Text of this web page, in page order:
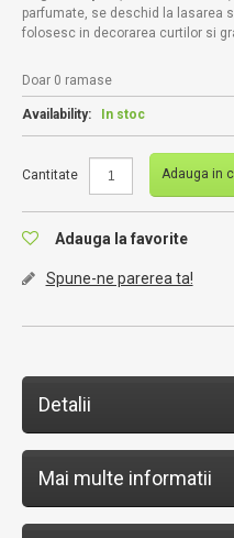
parfumate, se deschid la lasarea
folosesc in decorarea curtilor si
Doar 0 ramase
Availability: In stoc
Cantitate Adauga in
Adauga la favorite
Spune-ne parerea ta!
Detalii
Mai multe informatii